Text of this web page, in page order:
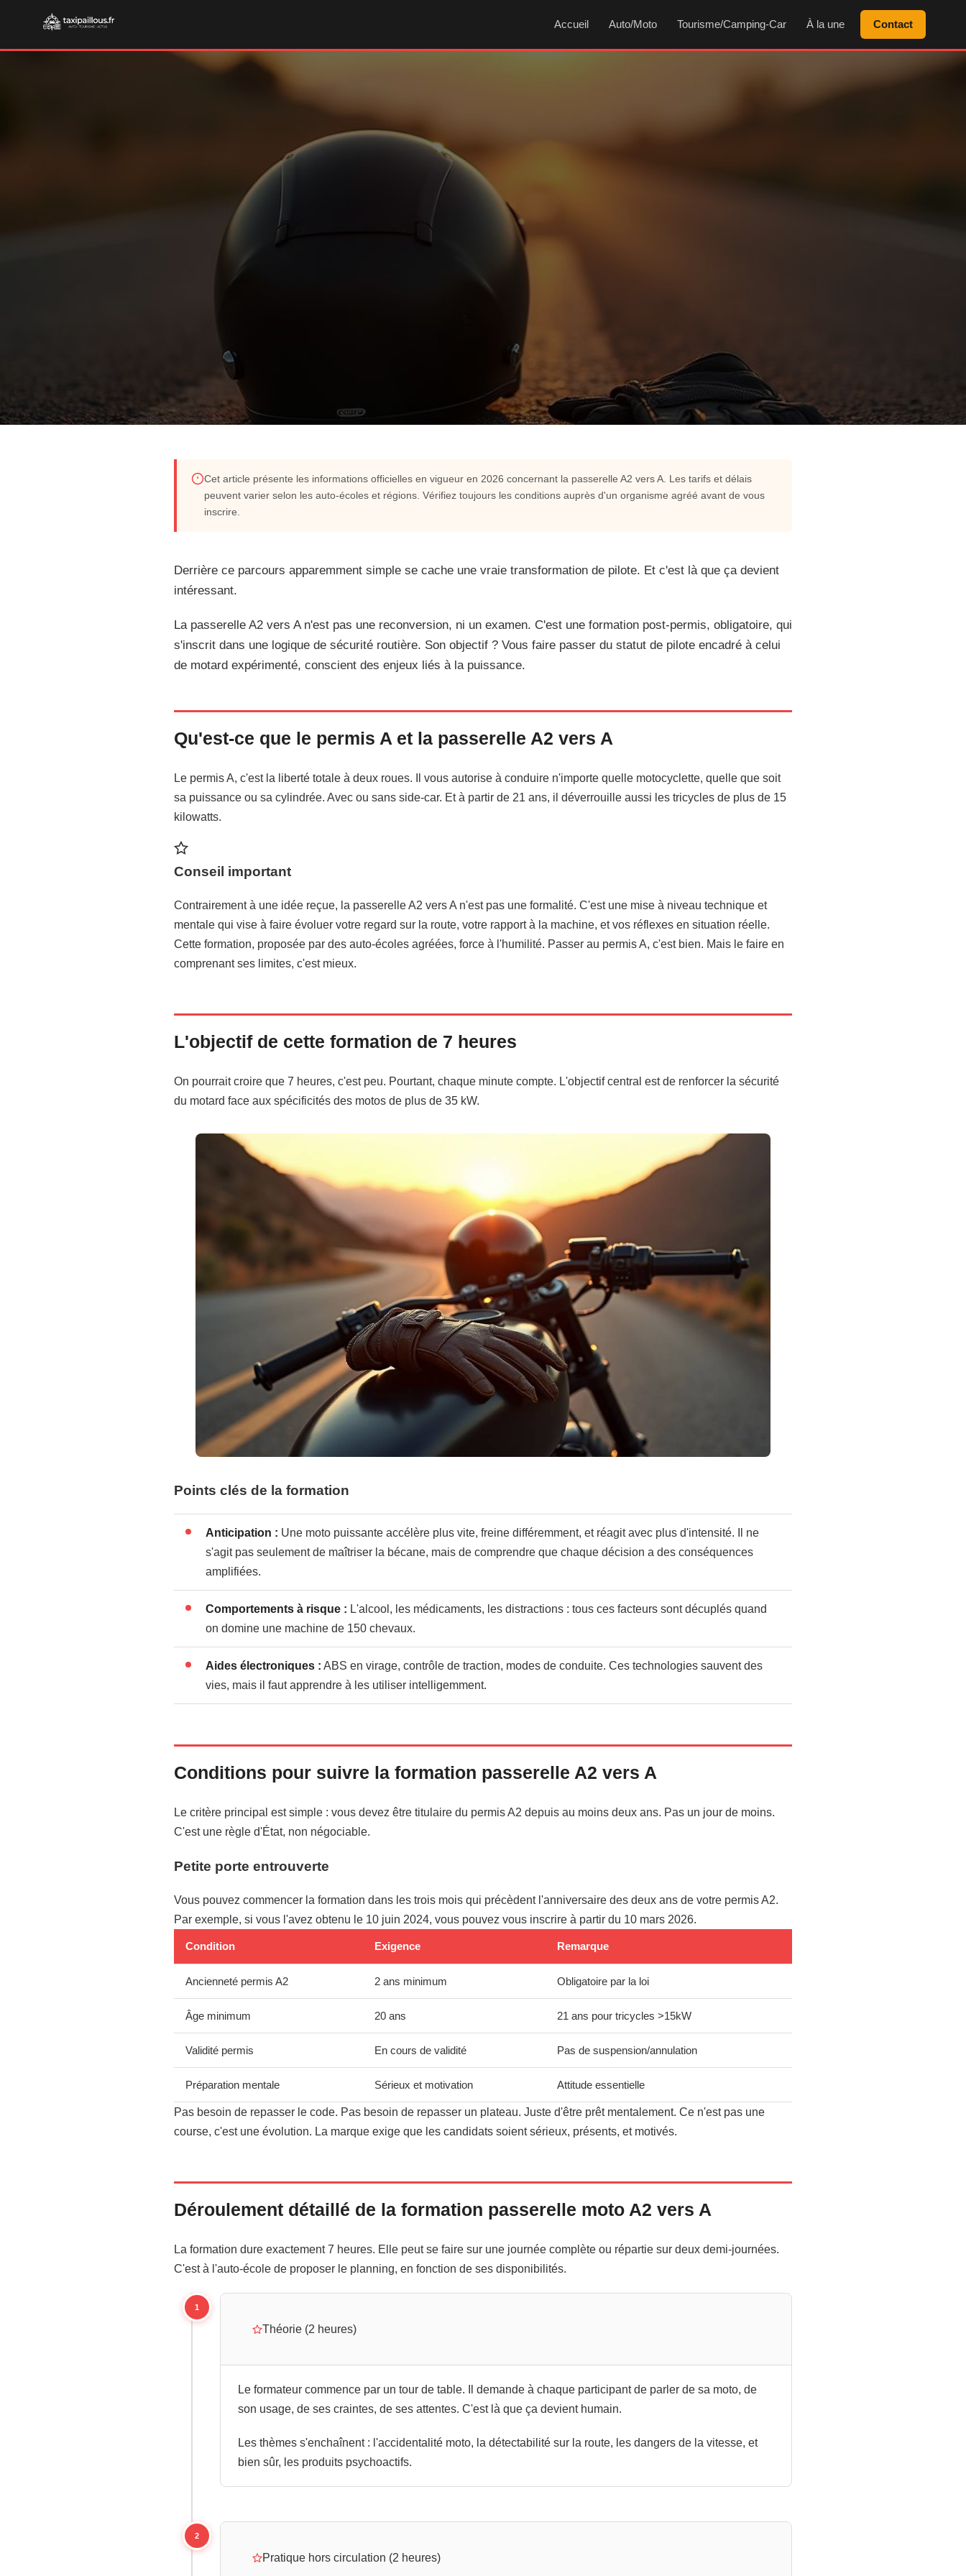
Accueil Auto/Moto Tourisme/Camping-Car À la une Contact
La passerelle moto A2 vers A : ce qu'il faut
Vous rêvez de libérer toute la puissance d'une moto sans restriction ? En 2026, la
passerelle A2 vers A est l'unique clé légale pour y parvenir. Pas d'examen stressant, juste
une formation de 7 heures pour basculer dans l'univers des machines "full power".
12 min de lecture
Cet article présente les informations officielles en vigueur en 2026 concernant la passerelle A2 vers A. Les tarifs et délais
peuvent varier selon les auto-écoles et régions. Vérifiez toujours les conditions auprès d'un organisme agréé avant de vous
inscrire.
Derrière ce parcours apparemment simple se cache une vraie transformation de pilote. Et c'est là que ça devient
intéressant.
La passerelle A2 vers A n'est pas une reconversion, ni un examen. C'est une formation post-permis, obligatoire, qui
s'inscrit dans une logique de sécurité routière. Son objectif ? Vous faire passer du statut de pilote encadré à celui
de motard expérimenté, conscient des enjeux liés à la puissance.
Qu'est-ce que le permis A et la passerelle A2 vers A
Le permis A, c'est la liberté totale à deux roues. Il vous autorise à conduire n'importe quelle motocyclette, quelle que soit
sa puissance ou sa cylindrée. Avec ou sans side-car. Et à partir de 21 ans, il déverrouille aussi les tricycles de plus de 15
kilowatts.
Conseil important
Contrairement à une idée reçue, la passerelle A2 vers A n'est pas une formalité. C'est une mise à niveau technique et
mentale qui vise à faire évoluer votre regard sur la route, votre rapport à la machine, et vos réflexes en situation réelle.
Cette formation, proposée par des auto-écoles agréées, force à l'humilité. Passer au permis A, c'est bien. Mais le faire en
comprenant ses limites, c'est mieux.
L'objectif de cette formation de 7 heures
On pourrait croire que 7 heures, c'est peu. Pourtant, chaque minute compte. L'objectif central est de renforcer la sécurité
du motard face aux spécificités des motos de plus de 35 kW.
Points clés de la formation
Anticipation : Une moto puissante accélère plus vite, freine différemment, et réagit avec plus d'intensité. Il ne
s'agit pas seulement de maîtriser la bécane, mais de comprendre que chaque décision a des conséquences
amplifiées.
Comportements à risque : L'alcool, les médicaments, les distractions : tous ces facteurs sont décuplés quand
on domine une machine de 150 chevaux.
Aides électroniques : ABS en virage, contrôle de traction, modes de conduite. Ces technologies sauvent des
vies, mais il faut apprendre à les utiliser intelligemment.
Conditions pour suivre la formation passerelle A2 vers A
Le critère principal est simple : vous devez être titulaire du permis A2 depuis au moins deux ans. Pas un jour de moins.
C'est une règle d'État, non négociable.
Petite porte entrouverte
Vous pouvez commencer la formation dans les trois mois qui précèdent l'anniversaire des deux ans de votre permis A2.
Par exemple, si vous l'avez obtenu le 10 juin 2024, vous pouvez vous inscrire à partir du 10 mars 2026.
Condition Exigence Remarque
Ancienneté permis A2 2 ans minimum Obligatoire par la loi
Âge minimum 20 ans 21 ans pour tricycles >15kW
Validité permis En cours de validité Pas de suspension/annulation
Préparation mentale Sérieux et motivation Attitude essentielle
Pas besoin de repasser le code. Pas besoin de repasser un plateau. Juste d'être prêt mentalement. Ce n'est pas une
course, c'est une évolution. La marque exige que les candidats soient sérieux, présents, et motivés.
Déroulement détaillé de la formation passerelle moto A2 vers A
La formation dure exactement 7 heures. Elle peut se faire sur une journée complète ou répartie sur deux demi-journées.
C'est à l'auto-école de proposer le planning, en fonction de ses disponibilités.
1
Théorie (2 heures)
Le formateur commence par un tour de table. Il demande à chaque participant de parler de sa moto, de
son usage, de ses craintes, de ses attentes. C'est là que ça devient humain.
Les thèmes s'enchaînent : l'accidentalité moto, la détectabilité sur la route, les dangers de la vitesse, et
bien sûr, les produits psychoactifs.
2
Pratique hors circulation (2 heures)